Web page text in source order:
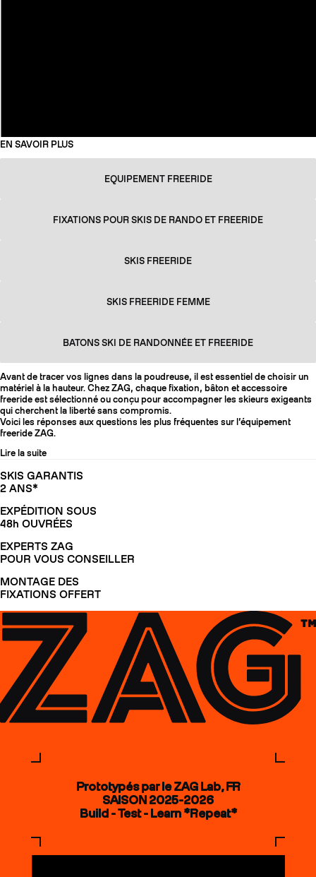
EN SAVOIR PLUS
EQUIPEMENT FREERIDE
FIXATIONS POUR SKIS DE RANDO ET FREERIDE
SKIS FREERIDE
SKIS FREERIDE FEMME
BATONS SKI DE RANDONNÉE ET FREERIDE
Avant de tracer vos lignes dans la poudreuse, il est essentiel de choisir un
matériel à la hauteur. Chez ZAG, chaque fixation, bâton et accessoire
freeride est sélectionné ou conçu pour accompagner les skieurs exigeants
qui cherchent la liberté sans compromis.
Voici les réponses aux questions les plus fréquentes sur l’équipement
freeride ZAG.
Lire la suite
SKIS GARANTIS
2 ANS*
EXPÉDITION SOUS
48h OUVRÉES
EXPERTS ZAG
POUR VOUS CONSEILLER
MONTAGE DES
FIXATIONS OFFERT
Prototypés par le ZAG Lab, FR
SAISON 2025-2026
Build - Test - Learn *Repeat*